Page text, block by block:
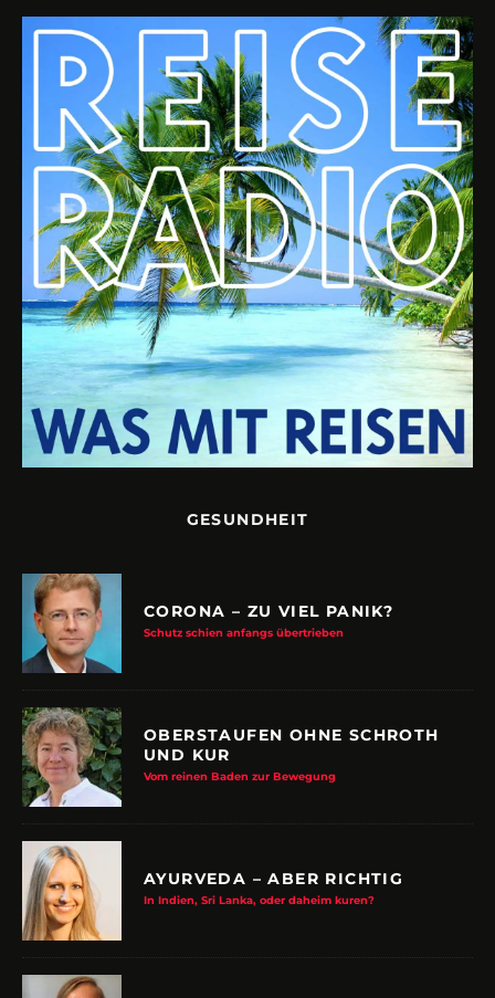
GESUNDHEIT
CORONA – ZU VIEL PANIK?
Schutz schien anfangs übertrieben
OBERSTAUFEN OHNE SCHROTH
UND KUR
Vom reinen Baden zur Bewegung
AYURVEDA – ABER RICHTIG
In Indien, Sri Lanka, oder daheim kuren?